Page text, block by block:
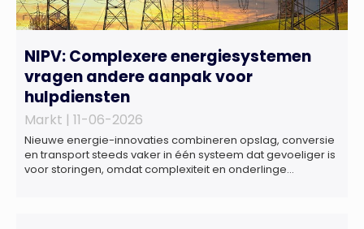
NIPV: Complexere energiesystemen
vragen andere aanpak voor
hulpdiensten
Markt | 11-06-2026
Nieuwe energie-innovaties combineren opslag, conversie
en transport steeds vaker in één systeem dat gevoeliger is
voor storingen, omdat complexiteit en onderlinge